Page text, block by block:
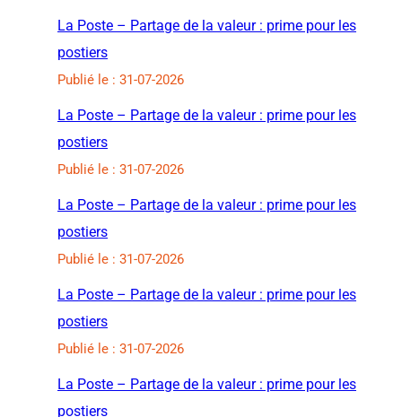
La Poste – Partage de la valeur : prime pour les
postiers
Publié le : 31-07-2026
La Poste – Partage de la valeur : prime pour les
postiers
Publié le : 31-07-2026
La Poste – Partage de la valeur : prime pour les
postiers
Publié le : 31-07-2026
La Poste – Partage de la valeur : prime pour les
postiers
Publié le : 31-07-2026
La Poste – Partage de la valeur : prime pour les
postiers